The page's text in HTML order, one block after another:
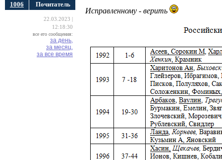
1006 Почитатель
22.03.2023 |
12:18:30
все его сообщения:
за день,
за месяц,
за все время
Исправленному - верить